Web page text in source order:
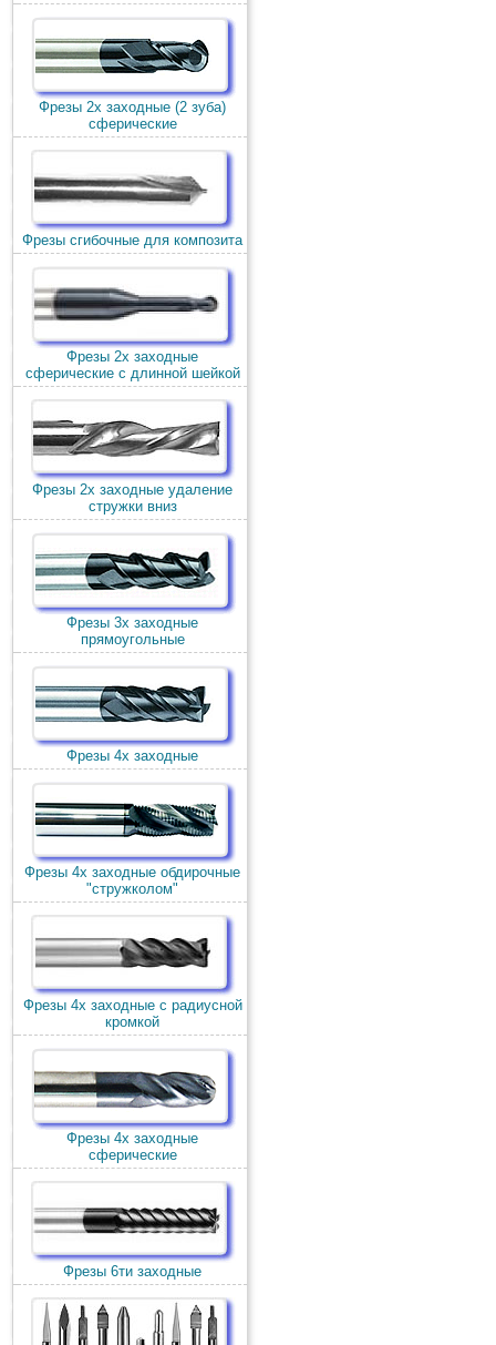
Фрезы 2х заходные (2 зуба)
сферические
Фрезы сгибочные для композита
Фрезы 2х заходные
сферические с длинной шейкой
Фрезы 2х заходные удаление
стружки вниз
Фрезы 3х заходные
прямоугольные
Фрезы 4х заходные
Фрезы 4х заходные обдирочные
"стружколом"
Фрезы 4х заходные с радиусной
кромкой
Фрезы 4х заходные
сферические
Фрезы 6ти заходные